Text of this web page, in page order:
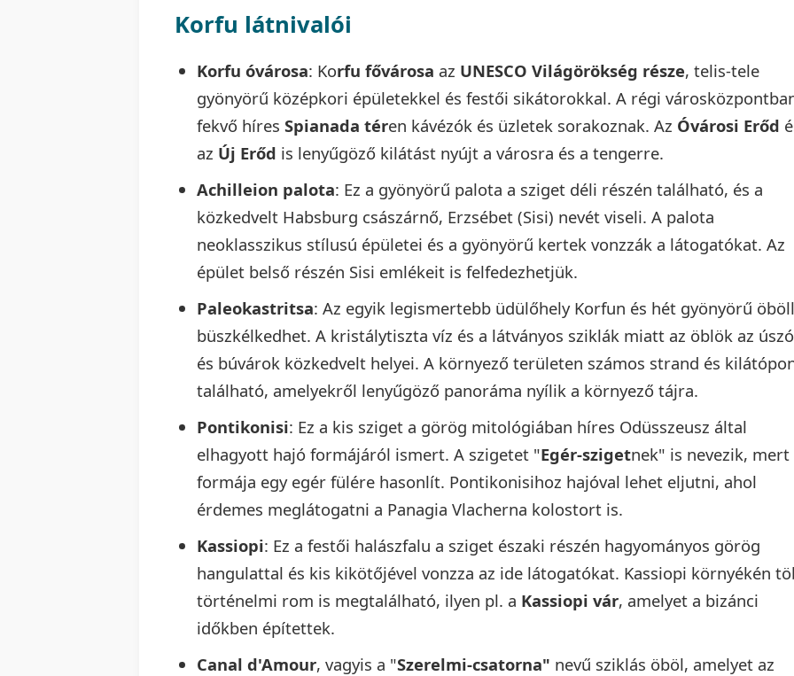
Korfu látnivalói
Korfu óvárosa: Korfu fővárosa az UNESCO Világörökség része, telis-tele
gyönyörű középkori épületekkel és festői sikátorokkal. A régi
fekvő híres Spianada téren kávézók és üzletek sorakoznak. Az Óvárosi Erőd
az Új Erőd is lenyűgöző kilátást nyújt a városra és a tengerre.
Achilleion palota: Ez a gyönyörű palota a sziget déli részén található, és a
közkedvelt Habsburg császárnő, Erzsébet (Sisi) nevét viseli. A palota
neoklasszikus stílusú épületei és a gyönyörű kertek vonzzák a látogatókat. Az
épület belső részén Sisi emlékeit is felfedezhetjük.
Paleokastritsa: Az egyik legismertebb üdülőhely Korfun és hét gyönyörű
büszkélkedhet. A kristálytiszta víz és a látványos sziklák miatt az öblök az
és búvárok közkedvelt helyei. A környező területen számos strand és
található, amelyekről lenyűgöző panoráma nyílik a környező tájra.
Pontikonisi: Ez a kis sziget a görög mitológiában híres Odüsszeusz által
elhagyott hajó formájáról ismert. A szigetet "Egér-szigetnek" is nevezik, mert
formája egy egér fülére hasonlít. Pontikonisihoz hajóval lehet eljutni, ahol
érdemes meglátogatni a Panagia Vlacherna kolostort is.
Kassiopi: Ez a festői halászfalu a sziget északi részén hagyományos görög
hangulattal és kis kikötőjével vonzza az ide látogatókat. Kassiopi környékén
történelmi rom is megtalálható, ilyen pl. a Kassiopi vár, amelyet a bizánci
időkben építettek.
Canal d'Amour, vagyis a "Szerelmi-csatorna" nevű sziklás öböl, amelyet az